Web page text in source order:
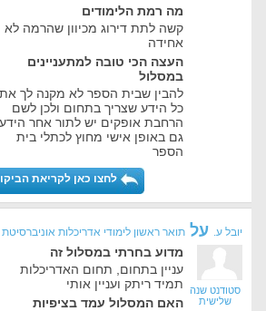
מה רמת הלימודים
קשה לתת דירוג מכיוון שהרמה לא
אחידה
העצה הכי טובה למתעניינים
במסלול
להבין שבית הספר לא מקנה לך את
כל הידע שצריך בתחום ולכן לשם
הרחבת אופקים יש לתור אחר הידע
גם באופן אישי מחוץ לכתלי בית
הספר
לחצו כאן לקריאת
יובל ע. על תואר ראשון לימודי אדריכלות
סטודנט שנה
שלישית
מדוע בחרתי במסלול זה
עניין בתחום, תחום האדריכלות
תמיד ריתק ועניין אותי
האם המסלול עמד בציפיות